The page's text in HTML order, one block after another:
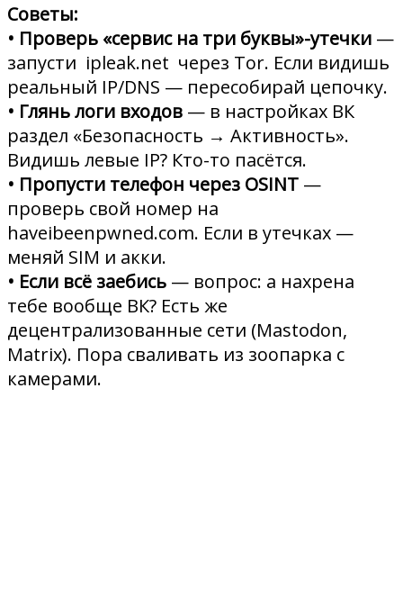
Советы:
• Проверь «сервис на три буквы»-утечки —
запусти ipleak.net через Tor. Если видишь
реальный IP/DNS — пересобирай цепочку.
• Глянь логи входов — в настройках ВК
раздел «Безопасность → Активность».
Видишь левые IP? Кто-то пасётся.
• Пропусти телефон через OSINT —
проверь свой номер на
haveibeenpwned.com. Если в утечках —
меняй SIM и акки.
• Если всё заебись — вопрос: а нахрена
тебе вообще ВК? Есть же
децентрализованные сети (Mastodon,
Matrix). Пора сваливать из зоопарка с
камерами.